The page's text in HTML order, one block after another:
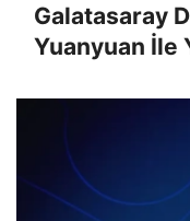
Galatasaray
Yuanyuan İle